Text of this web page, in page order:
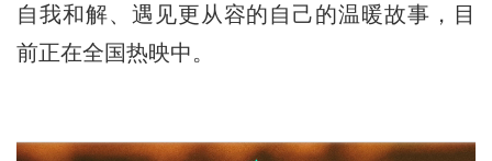
自我和解、遇见更从容的自己的温暖故事，目
前正在全国热映中。